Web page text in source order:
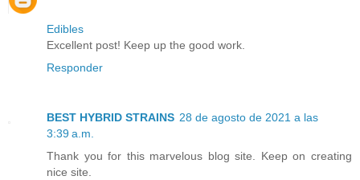
Edibles
Excellent post! Keep up the good work.
Responder
BEST HYBRID STRAINS 28 de agosto de 2021 a las
3:39 a.m.
Thank you for this marvelous blog site. Keep on creating
nice site.